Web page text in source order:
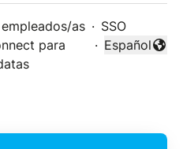
as · SSO
para
·
Cambiar
Español